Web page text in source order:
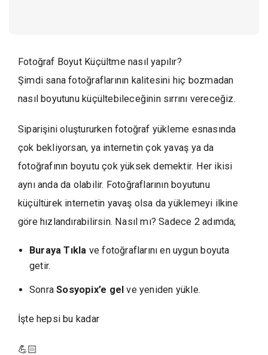
Fotoğraf Boyut Küçültme nasıl yapılır?
Şimdi sana fotoğraflarının kalitesini hiç bozmadan
nasıl boyutunu küçültebileceğinin sırrını vereceğiz.
Siparişini oluştururken fotoğraf yükleme esnasında
çok bekliyorsan, ya internetin çok yavaş ya da
fotoğrafının boyutu çok yüksek demektir. Her ikisi
aynı anda da olabilir. Fotoğraflarının boyutunu
küçültürek internetin yavaş olsa da yüklemeyi ilkine
göre hızlandırabilirsin. Nasıl mı? Sadece 2 adımda;
Buraya Tıkla ve fotoğraflarını en uygun boyuta
getir.
SonraSosyopix’e gel ve yeniden yükle.
İşte hepsi bu kadar
💪🏻